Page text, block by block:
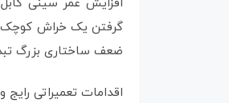
گرفتن یک خراش کوچک
ضعف ساختاری بزرگ
اقدامات تعمیراتی رایج